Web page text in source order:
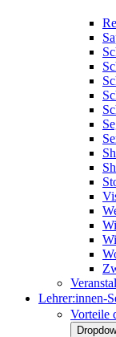
Lehrer:innen-
Vorteile